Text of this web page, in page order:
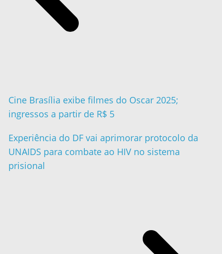
Cine Brasília exibe filmes do Oscar 2025;
ingressos a partir de R$ 5
Experiência do DF vai aprimorar protocolo da
UNAIDS para combate ao HIV no sistema
prisional